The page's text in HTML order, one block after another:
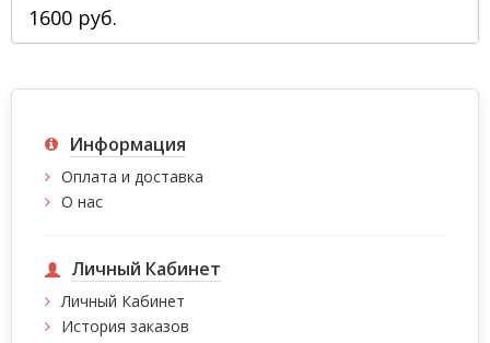
1600 руб.
Информация
Оплата и доставка
О нас
Личный Кабинет
Личный Кабинет
История заказов